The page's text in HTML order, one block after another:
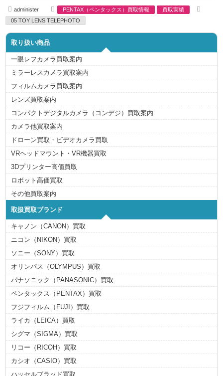
A
u
t
h
o
r
administer
C
a
t
e
g
i
e
s
PENTAX（ペンタックス）買取情報 買取実績
05 TOY LENS TELEPHOTO
取り扱い商品
一眼レフカメラ買取案内
ミラーレスカメラ買取案内
フィルムカメラ買取案内
レンズ買取案内
コンパクトデジタルカメラ（コンデジ）買取案内
カメラ他買取案内
ドローン買取・ビデオカメラ買取
VRヘッドマウント・VR機器買取
3Dプリンター高価買取
ロボット高価買取
その他買取案内
取扱買取ブランド
キャノン（CANON）買取
ニコン（NIKON）買取
ソニー（SONY）買取
オリンパス（OLYMPUS）買取
パナソニック（PANASONIC）買取
ペンタックス（PENTAX）買取
フジフィルム（FUJI）買取
ライカ（LEICA）買取
シグマ（SIGMA）買取
リコー（RICOH）買取
カシオ（CASIO）買取
ハッセルブラッド買取